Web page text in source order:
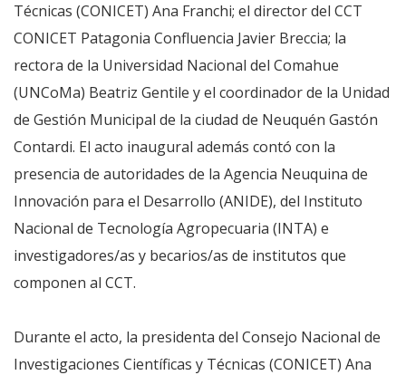
Técnicas (CONICET) Ana Franchi; el director del CCT
CONICET Patagonia Confluencia Javier Breccia; la
rectora de la Universidad Nacional del Comahue
(UNCoMa) Beatriz Gentile y el coordinador de la Unidad
de Gestión Municipal de la ciudad de Neuquén Gastón
Contardi. El acto inaugural además contó con la
presencia de autoridades de la Agencia Neuquina de
Innovación para el Desarrollo (ANIDE), del Instituto
Nacional de Tecnología Agropecuaria (INTA) e
investigadores/as y becarios/as de institutos que
componen al CCT.
Durante el acto, la presidenta del Consejo Nacional de
Investigaciones Científicas y Técnicas (CONICET) Ana